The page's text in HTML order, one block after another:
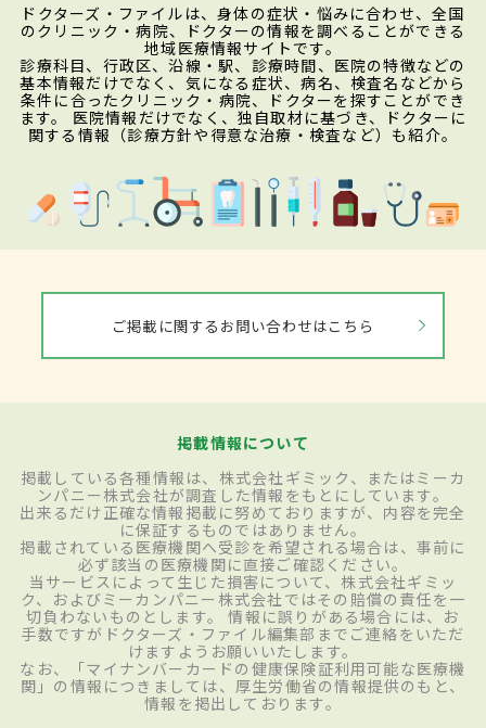
ドクターズ・ファイルは、身体の症状・悩みに合わせ、全国
のクリニック・病院、ドクターの情報を調べることができる
地域医療情報サイトです。
診療科目、行政区、沿線・駅、診療時間、医院の特徴などの
基本情報だけでなく、気になる症状、病名、検査名などから
条件に合ったクリニック・病院、ドクターを探すことができ
ます。 医院情報だけでなく、独自取材に基づき、ドクターに
関する情報（診療方針や得意な治療・検査など）も紹介。
ご掲載に関するお問い合わせはこちら
掲載情報について
掲載している各種情報は、株式会社ギミック、またはミーカ
ンパニー株式会社が調査した情報をもとにしています。
出来るだけ正確な情報掲載に努めておりますが、内容を完全
に保証するものではありません。
掲載されている医療機関へ受診を希望される場合は、事前に
必ず該当の医療機関に直接ご確認ください。
当サービスによって生じた損害について、株式会社ギミッ
ク、およびミーカンパニー株式会社ではその賠償の責任を一
切負わないものとします。 情報に誤りがある場合には、お
手数ですがドクターズ・ファイル編集部までご連絡をいただ
けますようお願いいたします。
なお、「マイナンバーカードの健康保険証利用可能な医療機
関」の情報につきましては、厚生労働省の情報提供のもと、
情報を掲出しております。